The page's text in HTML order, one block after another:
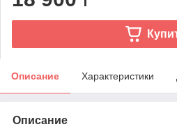
Описание Характеристики
Описание